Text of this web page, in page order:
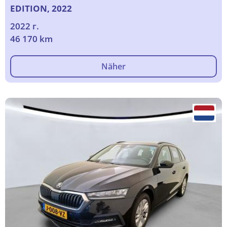
EDITION, 2022
2022 г.
46 170 km
Näher